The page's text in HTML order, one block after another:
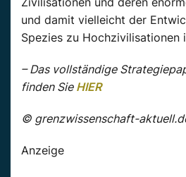
und damit vielleicht der
Spezies zu Hochzivilisationen
– Das vollständige
finden Sie HIER
© grenzwissenschaft-
Anzeige